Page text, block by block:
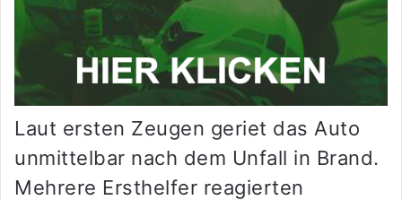
Laut ersten Zeugen geriet das Auto
unmittelbar nach dem Unfall in Brand.
Mehrere Ersthelfer reagierten